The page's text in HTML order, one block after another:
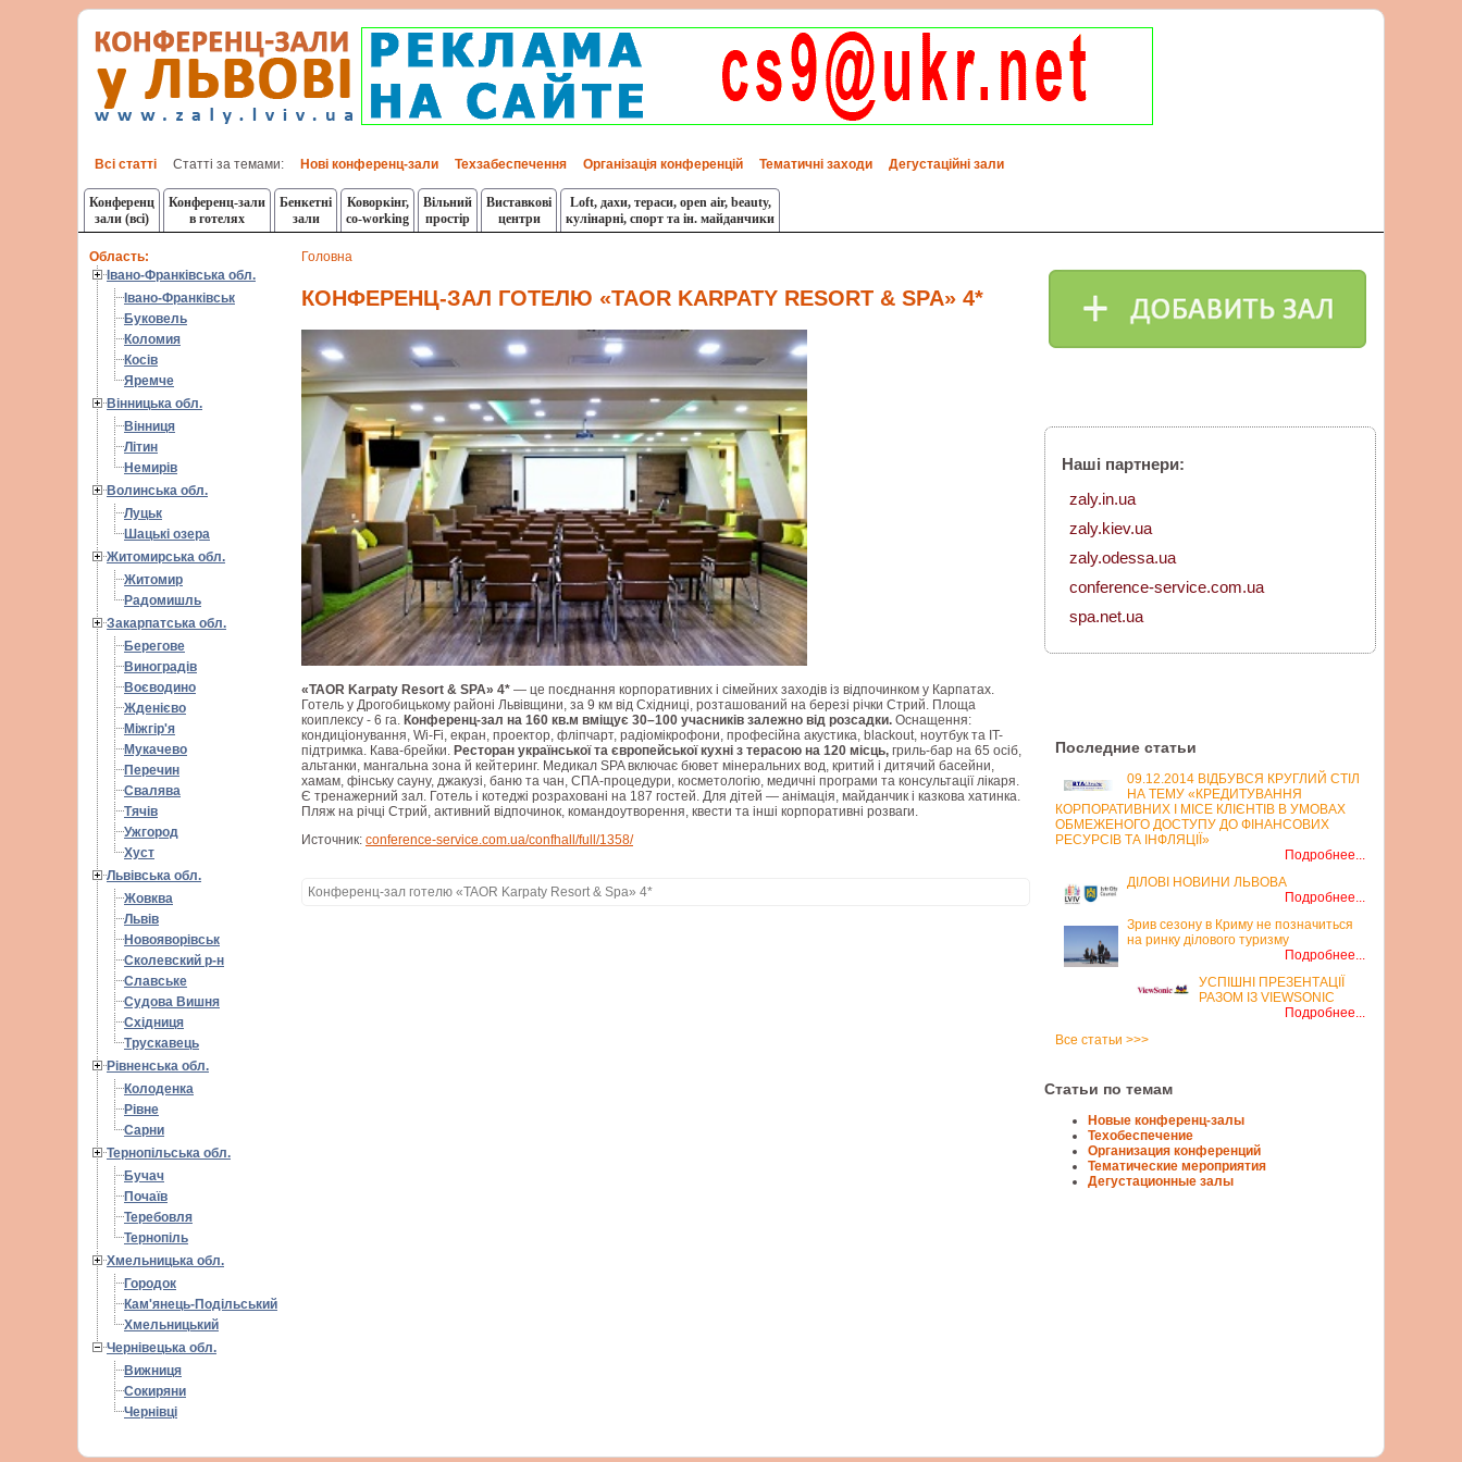
Всі статті Статті за темами: Нові конференц-зали Техзабеспечення Організація конференцій Тематичні заходи Дегустаційні зали
Конференц
зали (всі)
Конференц-зали
в готелях
Бенкетні
зали
Коворкінг,
co-working
Вільний
простір
Виставкові
центри
Loft, дахи, тераси, оpen air, beauty,
кулінарні, спорт та ін. майданчики
Область:
Івано-Франківська обл.
Івано-Франківськ
Буковель
Коломия
Косів
Яремче
Вінницька обл.
Вінниця
Літин
Немирів
Волинська обл.
Луцьк
Шацькі озера
Житомирська обл.
Житомир
Радомишль
Закарпатська обл.
Берегове
Виноградів
Воєводино
Жденієво
Міжгір'я
Мукачево
Перечин
Свалява
Тячів
Ужгород
Хуст
Львівська обл.
Жовква
Львів
Новояворівськ
Сколевский р-н
Славське
Судова Вишня
Східниця
Трускавець
Рівненська обл.
Колоденка
Рівне
Сарни
Тернопільська обл.
Бучач
Почаїв
Теребовля
Тернопіль
Хмельницька обл.
Городок
Кам'янець-Подільський
Хмельницький
Чернівецька обл.
Вижниця
Сокиряни
Чернівці
Головна
КОНФЕРЕНЦ-ЗАЛ ГОТЕЛЮ «TAOR KARPATY RESORT & SPA» 4*
«TAOR Karpaty Resort & SPA» 4* — це поєднання корпоративних і сімейних заходів із відпочинком у Карпатах.
Готель у Дрогобицькому районі Львівщини, за 9 км від Східниці, розташований на березі річки Стрий. Площа
коиплексу - 6 га. Конференц-зал на 160 кв.м вміщує 30–100 учасників залежно від розсадки. Оснащення:
кондиціонування, Wi-Fi, екран, проектор, фліпчарт, радіомікрофони, професійна акустика, blackout, ноутбук та IT-
підтримка. Кава-брейки. Ресторан української та європейської кухні з терасою на 120 місць, гриль-бар на 65 осіб,
альтанки, мангальна зона й кейтеринг. Медикал SPA включає бювет мінеральних вод, критий і дитячий басейни,
хамам, фінську сауну, джакузі, баню та чан, СПА-процедури, косметологію, медичні програми та консультації лікаря.
Є тренажерний зал. Готель і котеджі розраховані на 187 гостей. Для дітей — анімація, майданчик і казкова хатинка.
Пляж на річці Стрий, активний відпочинок, командоутворення, квести та інші корпоративні розваги.
Источник: conference-service.com.ua/confhall/full/1358/
Конференц-зал готелю «TAOR Karpaty Resort & Spa» 4*
Наші партнери:
zaly.in.ua
zaly.kiev.ua
zaly.odessa.ua
conference-service.com.ua
spa.net.ua
Последние статьи
09.12.2014 ВІДБУВСЯ КРУГЛИЙ СТІЛ
НА ТЕМУ «КРЕДИТУВАННЯ
КОРПОРАТИВНИХ І MICE КЛІЄНТІВ В УМОВАХ
ОБМЕЖЕНОГО ДОСТУПУ ДО ФІНАНСОВИХ
РЕСУРСІВ ТА ІНФЛЯЦІЇ»
Подробнее...
ДІЛОВІ НОВИНИ ЛЬВОВА
Подробнее...
Зрив сезону в Криму не позначиться
на ринку ділового туризму
Подробнее...
УСПІШНІ ПРЕЗЕНТАЦІЇ
РАЗОМ ІЗ VIEWSONIC
Подробнее...
Все статьи >>>
Статьи по темам
Новые конференц-залы
Техобеспечение
Организация конференций
Тематические мероприятия
Дегустационные залы